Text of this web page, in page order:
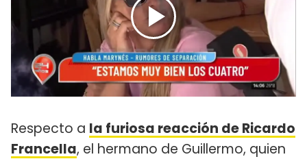
Respecto a la furiosa reacción de Ricardo
Francella, el hermano de Guillermo, quien